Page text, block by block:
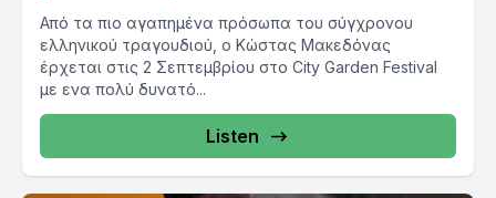
Από τα πιο αγαπημένα πρόσωπα του σύγχρονου
ελληνικού τραγουδιού, ο Κώστας Μακεδόνας
έρχεται στις 2 Σεπτεμβρίου στο City Garden Festival
με ενα πολύ δυνατό...
Listen